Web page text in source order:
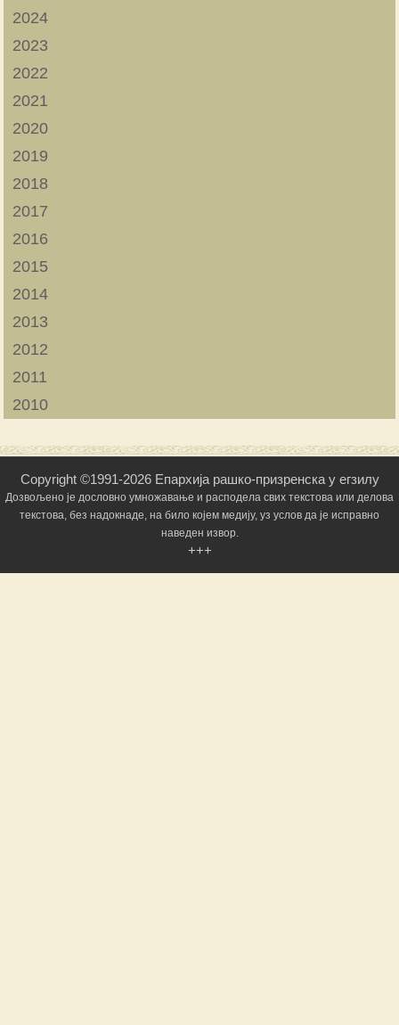
2024
2023
2022
2021
2020
2019
2018
2017
2016
2015
2014
2013
2012
2011
2010
Copyright ©1991-2026 Епархија рашко-призренска у егзилу
Дозвољено је дословно умножавање и расподела свих текстова или делова
текстова, без надокнаде, на било којем медију, уз услов да је исправно
наведен извор.
+++